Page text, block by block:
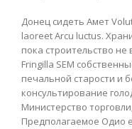
Донец сидеть Амет
laoreet Arcu luctus.
пока строительство
Fringilla SEM
печальной старости и
консультирование
Министерство
Предполагаемое Одио